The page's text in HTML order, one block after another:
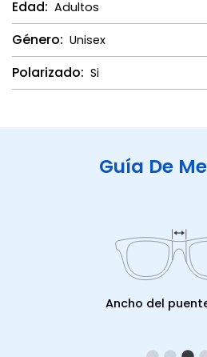
Edad: Adultos
Género: Unisex
Polarizado: Si
Guía De
Ancho del